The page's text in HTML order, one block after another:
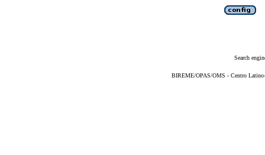
Search
BIREME/OPAS/OMS - Centro Latino-